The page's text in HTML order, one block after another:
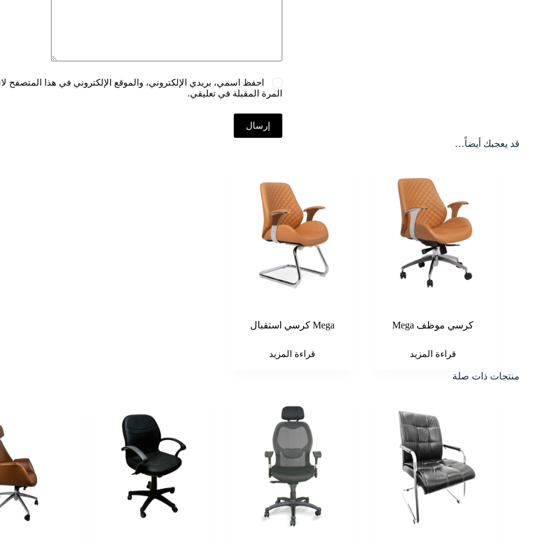
احفظ اسمي، بريدي الإلكتروني، والموقع الإلكتروني في هذا المتصفح
المرة المقبلة في تعليقي.
إرسال
قد يعجبك أيضاً…
كرسي موظف Mega
قراءة المزيد
Mega كرسي استقبال
قراءة المزيد
منتجات ذات صلة